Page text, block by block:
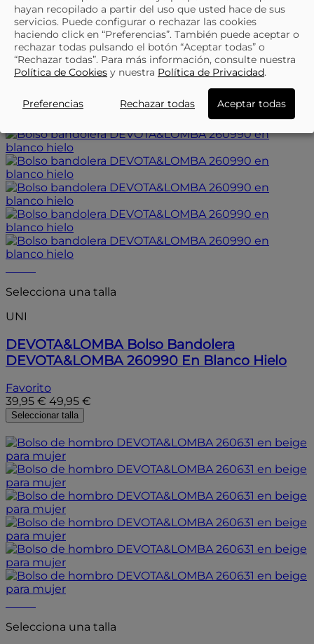
DEVOTA&LOMBA 260930 En Color Blanco
Para Mujer
Favorito
43,95 € 54,95 €
Seleccionar talla
Selecciona una talla
UNI
DEVOTA&LOMBA Bolso Bandolera
DEVOTA&LOMBA 260990 En Blanco Hielo
Favorito
39,95 € 49,95 €
Seleccionar talla
Selecciona una talla
hayan recopilado a partir del uso que usted hace de sus
servicios. Puede configurar o rechazar las cookies
haciendo click en “Preferencias”. También puede aceptar o
rechazar todas pulsando el botón “Aceptar todas” o
“Rechazar todas”. Para más información, consulte nuestra
Política de Cookies y nuestra Política de Privacidad.
Preferencias Rechazar todas Aceptar todas